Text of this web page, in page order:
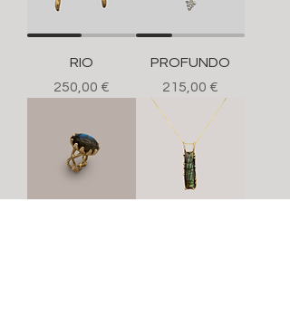
RIO
Prezzo
250,00 €
PROFUNDO
Prezzo
215,00 €